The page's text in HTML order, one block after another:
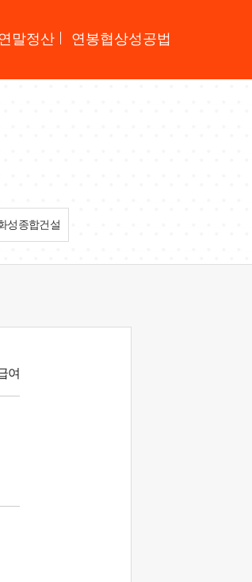
말정산 연봉협상성공법
성종합건설
여